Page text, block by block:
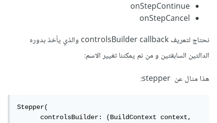
onStepContinue
onStepCancel
نحتاج لتعريف controlsBuilder callback والذي يأخذ بدوره
الدالتين السابقتين و من ثم يمكننا تغيير الاسم:
هذا مثال عن stepper:
Stepper(
      controlsBuilder: (BuildContext context,